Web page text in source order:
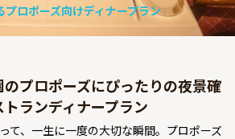
プロポーズ向けディナープラン
プロポーズにぴったりの夜景確
ランディナープラン
て、一生に一度の大切な瞬間。プロポーズ